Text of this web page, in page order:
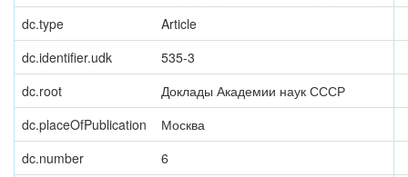
dc.type
Article
dc.identifier.udk
535-3
dc.root
Доклады Академии наук СССР
dc.placeOfPublication
Москва
dc.number
6